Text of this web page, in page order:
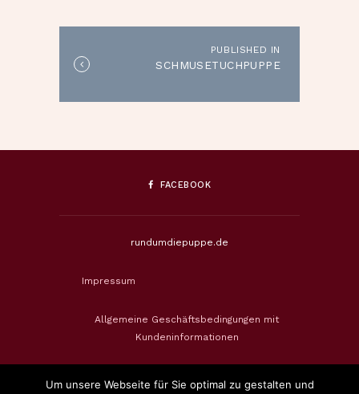
PUBLISHED IN
post:
SCHMUSETUCHPUPPE
FACEBOOK
rundumdiepuppe.de
Impressum
Allgemeine Geschäftsbedingungen mit
Kundeninformationen
Um unsere Webseite für Sie optimal zu gestalten und